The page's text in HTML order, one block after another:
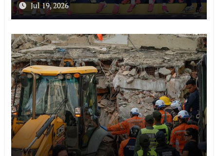
Jul 19, 2026